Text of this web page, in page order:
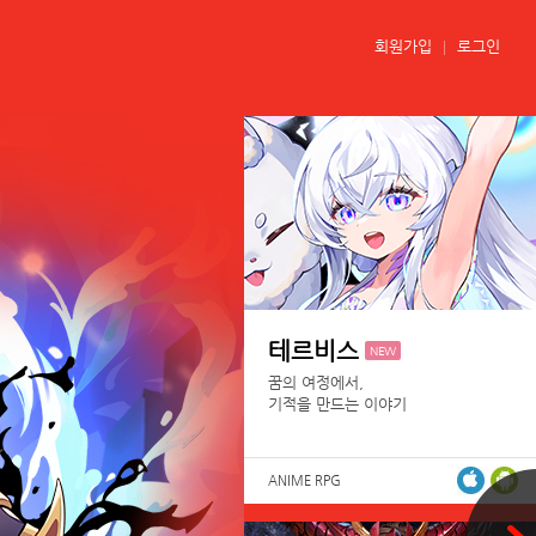
회원가입 로그인
테르비스 NEW
꿈의 여정에서,
기적을 만드는 이야기
ANIME RPG